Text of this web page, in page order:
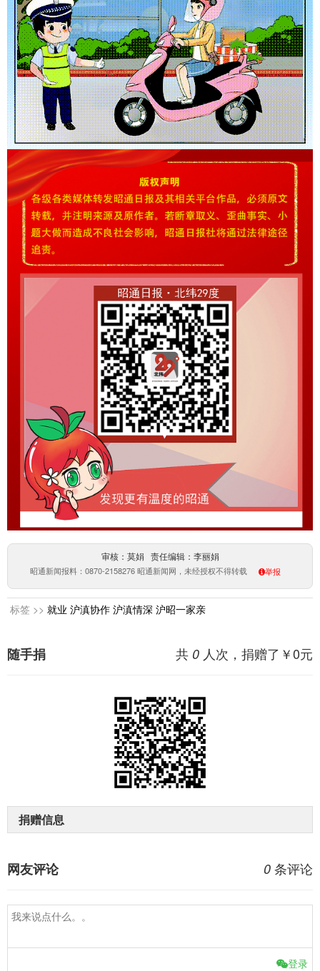
审核：莫娟 责任编辑：李丽娟
昭通新闻报料：0870-2158276 昭通新闻网，未经授权不得转载 举报
标签 >> 就业 沪滇协作 沪滇情深 沪昭一家亲
共 0 人次，捐赠了￥0元
随手捐
捐赠信息
0 条评论
网友评论
登录